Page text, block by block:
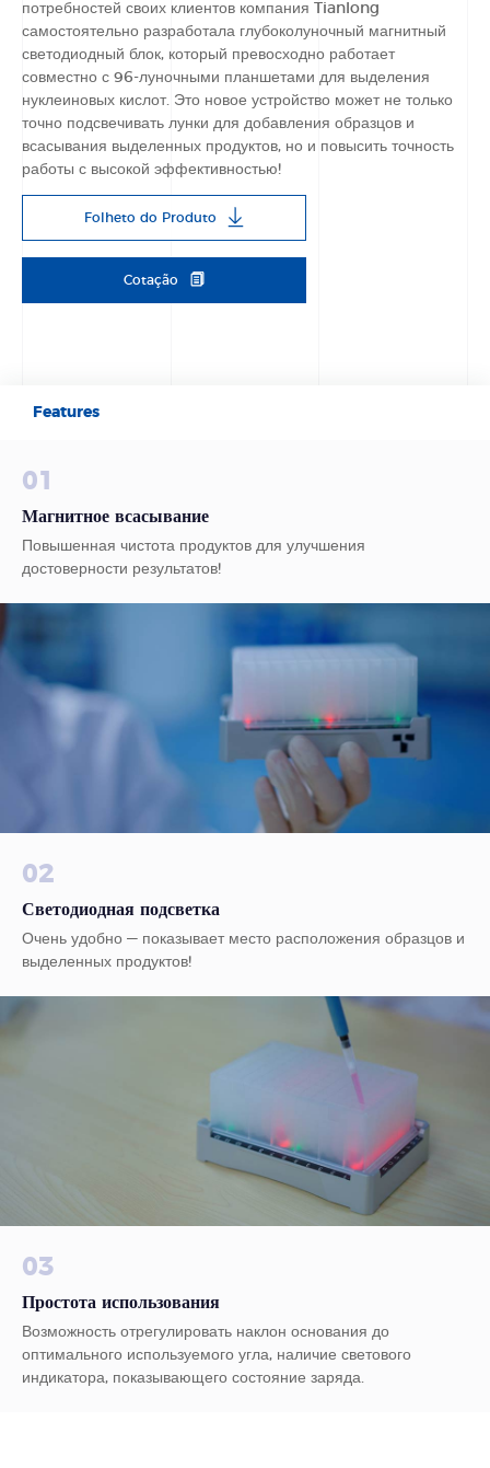
потребностей своих клиентов компания Tianlong
самостоятельно разработала глубоколуночный магнитный
светодиодный блок, который превосходно работает
совместно с 96-луночными планшетами для выделения
нуклеиновых кислот. Это новое устройство может не только
точно подсвечивать лунки для добавления образцов и
всасывания выделенных продуктов, но и повысить точность
работы с высокой эффективностью!
Folheto do Produto
Cotação
Features
01
Магнитное всасывание
Повышенная чистота продуктов для улучшения
достоверности результатов!
02
Светодиодная подсветка
Очень удобно — показывает место расположения образцов и
выделенных продуктов!
03
Простота использования
Возможность отрегулировать наклон основания до
оптимального используемого угла, наличие светового
индикатора, показывающего состояние заряда.